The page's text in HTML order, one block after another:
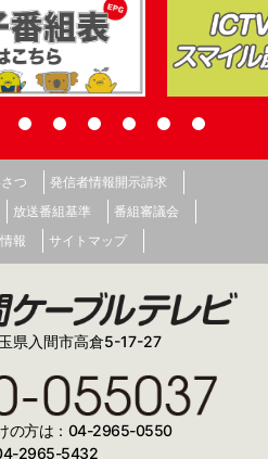
つ
発信者情報開示請求
放送番組基準
番組審議会
報 サイトマップ
県入間市高倉5-17-27
の方は：04-2965-0550
2965-5432